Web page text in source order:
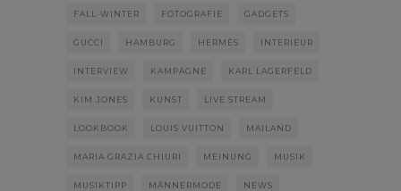
FALL-WINTER FOTOGRAFIE GADGETS
GUCCI HAMBURG HERMÈS INTERIEUR
INTERVIEW KAMPAGNE KARL LAGERFELD
KIM JONES KUNST LIVE STREAM
LOOKBOOK LOUIS VUITTON MAILAND
MARIA GRAZIA CHIURI MEINUNG MUSIK
MUSIKTIPP MÄNNERMODE NEWS